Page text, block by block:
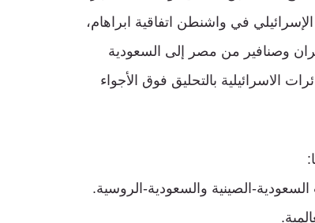
في واشنطن اتفاقية ابراهام،
وصنافير من مصر إلى السعودية
الاسرائيلية بالتحليق فوق الأجواء
الصينية والسعودية-الروسية.